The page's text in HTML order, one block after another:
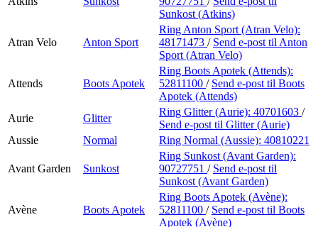
Sunkost (Atkins)
Atran Velo Anton Sport
Ring Anton Sport (Atran Velo):
48171473 / Send e-post til Anton
Sport (Atran Velo)
Attends Boots Apotek
Ring Boots Apotek (Attends):
52811100 / Send e-post til Boots
Apotek (Attends)
Aurie
Glitter
Ring Glitter (Aurie): 40701603 /
Send e-post til Glitter (Aurie)
Aussie
Normal Ring Normal (Aussie): 40810221
Avant Garden Sunkost
Ring Sunkost (Avant Garden):
90727751 / Send e-post til
Sunkost (Avant Garden)
Avène Boots Apotek
Ring Boots Apotek (Avène):
52811100 / Send e-post til Boots
Apotek (Avène)